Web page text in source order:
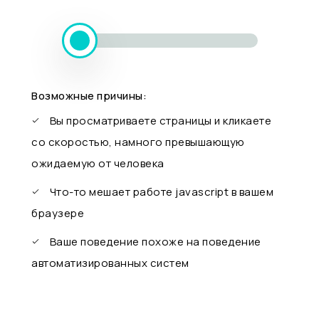
Возможные причины:
Вы просматриваете страницы и кликаете
со скоростью, намного превышающую
ожидаемую от человека
Что-то мешает работе javascript в вашем
браузере
Ваше поведение похоже на поведение
автоматизированных систем